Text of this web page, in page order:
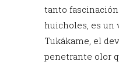
tanto
huicholes, es un
Tukákame, el
penetrante olor